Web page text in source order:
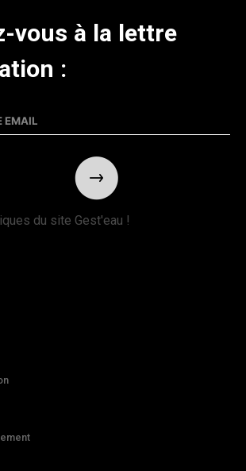
vous à la lettre
:
du site Gest'eau !